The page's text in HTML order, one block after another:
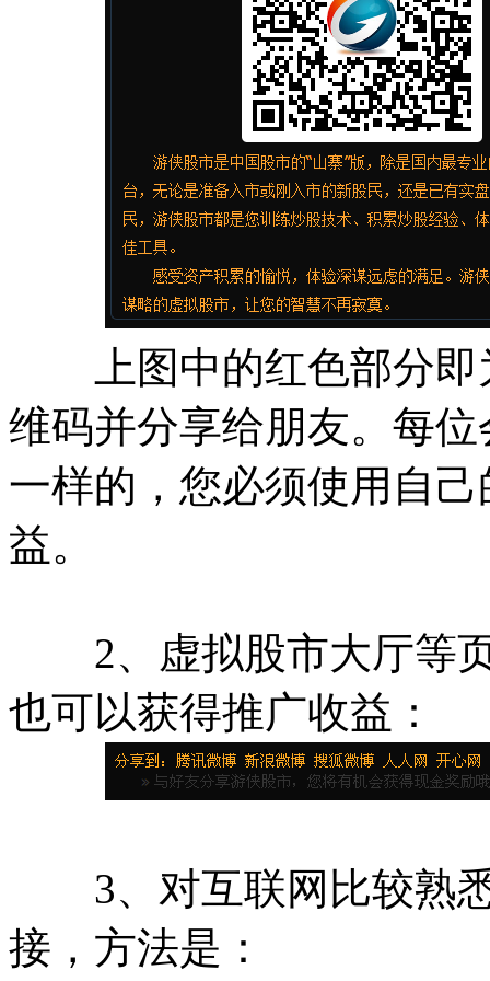
上图中的红色部分即
维码并分享给朋友。每
一样的，您必须使用自
益。
2、虚拟股市大厅等页
也可以获得推广收益：
3、对互联网比较熟悉
接，方法是：